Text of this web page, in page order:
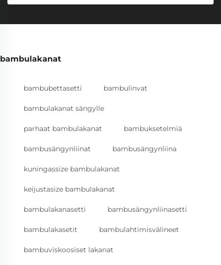
bambulakanat
bambubettasetti bambulinvat
bambulakanat sängylle
parhaat bambulakanat bambuksetelmiä
bambusängynliinat bambusängynliina
kuningassize bambulakanat
keijustasize bambulakanat
bambulakanasetti bambusängynliinasetti
bambulakasetit bambulahtimisvälineet
bambuviskoosiset lakanat